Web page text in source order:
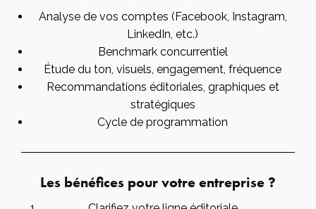
Analyse de vos comptes (Facebook, Instagram,
LinkedIn, etc.)
Benchmark concurrentiel
Étude du ton, visuels, engagement, fréquence
Recommandations éditoriales, graphiques et
stratégiques
Cycle de programmation
Les bénéfices pour votre entreprise ?